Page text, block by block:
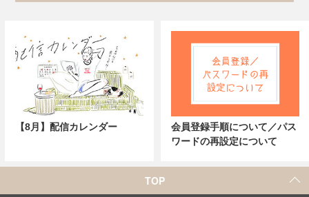
【8月】配信カレンダー
会員登録手順について／パス
ワードの再設定について
TOP